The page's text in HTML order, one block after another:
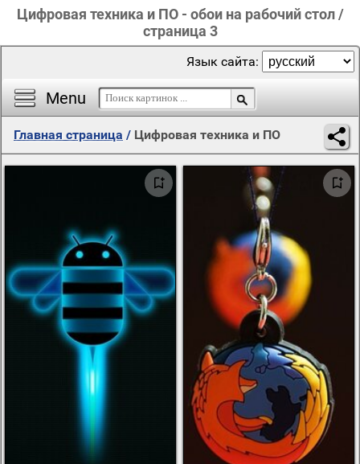
Цифровая техника и ПО - обои на рабочий стол /
страница 3
Menu
Язык сайта:
Главная страница / Цифровая техника и ПО